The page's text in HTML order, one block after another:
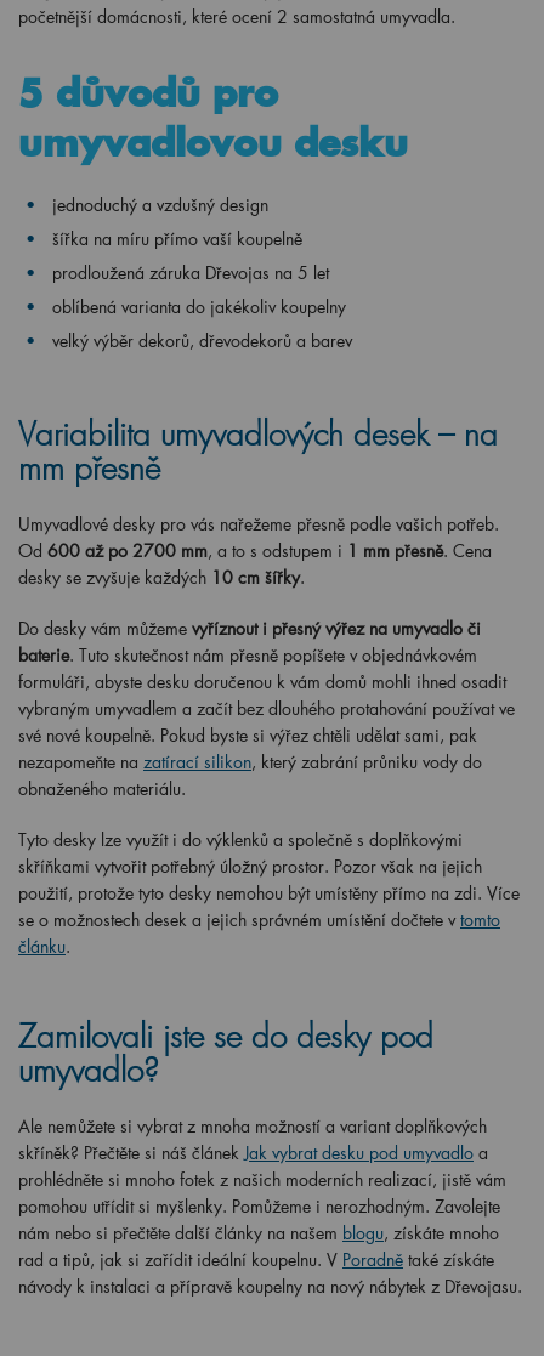
početnější domácnosti, které ocení 2 samostatná umyvadla.
5 důvodů pro
umyvadlovou desku
jednoduchý a vzdušný design
šířka na míru přímo vaší koupelně
prodloužená záruka Dřevojas na 5 let
oblíbená varianta do jakékoliv koupelny
velký výběr dekorů, dřevodekorů a barev
Variabilita umyvadlových desek – na
mm přesně
Umyvadlové desky pro vás nařežeme přesně podle vašich potřeb.
Od 600 až po 2700 mm, a to s odstupem i 1 mm přesně. Cena
desky se zvyšuje každých 10 cm šířky.
Do desky vám můžeme vyříznout i přesný výřez na umyvadlo či
baterie. Tuto skutečnost nám přesně popíšete v objednávkovém
formuláři, abyste desku doručenou k vám domů mohli ihned osadit
vybraným umyvadlem a začít bez dlouhého protahování používat ve
své nové koupelně. Pokud byste si výřez chtěli udělat sami, pak
nezapomeňte na zatírací silikon, který zabrání průniku vody do
obnaženého materiálu.
Tyto desky lze využít i do výklenků a společně s doplňkovými
skříňkami vytvořit potřebný úložný prostor. Pozor však na jejich
použití, protože tyto desky nemohou být umístěny přímo na zdi. Více
se o možnostech desek a jejich správném umístění dočtete vtomto
článku.
Zamilovali jste se do desky pod
umyvadlo?
Ale nemůžete si vybrat z mnoha možností a variant doplňkových
skříněk? Přečtěte si náš článekJak vybrat desku pod umyvadlo a
prohlédněte si mnoho fotek z našich moderních realizací, jistě vám
pomohou utřídit si myšlenky. Pomůžeme i nerozhodným. Zavolejte
nám nebo si přečtěte další články na našem blogu, získáte mnoho
rad a tipů, jak si zařídit ideální koupelnu. V Poradně také získáte
návody k instalaci a přípravě koupelny na nový nábytek z Dřevojasu.